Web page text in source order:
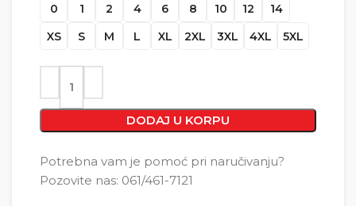
0 1 2 4 6 8 10 12
14
XS
S M L XL 2XL 3XL 4XL 5XL
DODAJ U KORPU
Potrebna vam je pomoć pri naručivanju?
Pozovite nas: 061/461-7121